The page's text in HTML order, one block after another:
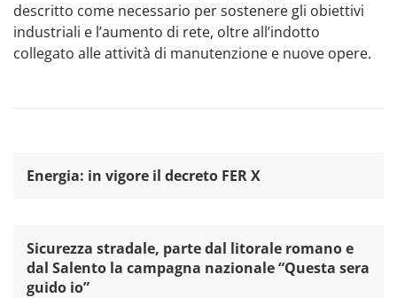
descritto come necessario per sostenere gli obiettivi
industriali e l’aumento di rete, oltre all’indotto
collegato alle attività di manutenzione e nuove opere. ​
Energia: in vigore il decreto FER X
Sicurezza stradale, parte dal litorale romano e
dal Salento la campagna nazionale “Questa sera
guido io”